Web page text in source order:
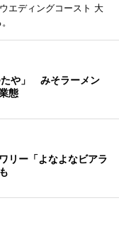
エディングコースト 大
たや」 みそラーメン
態
リー「よなよなビアラ